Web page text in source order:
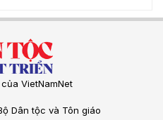
VietNamNet
Dân tộc và Tôn giáo